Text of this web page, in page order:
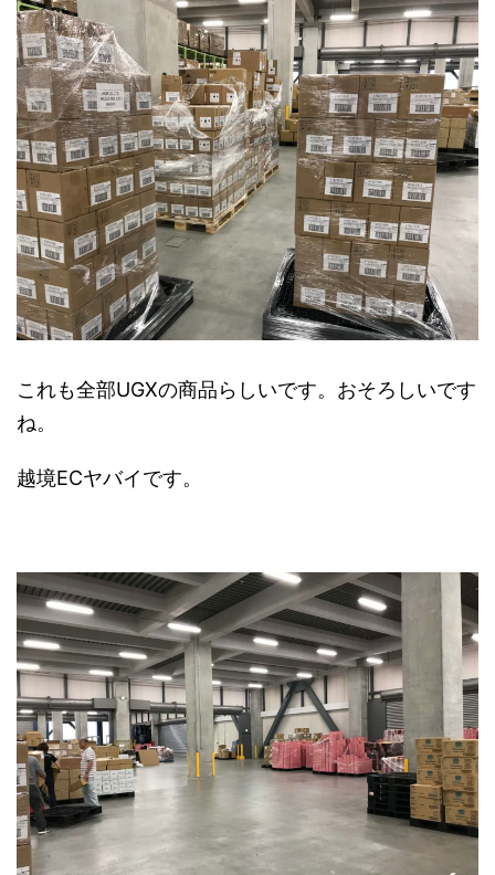
これも全部UGXの商品らしいです。おそろしいです
ね。
越境ECヤバイです。